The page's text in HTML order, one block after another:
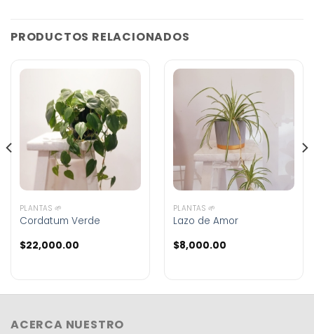
PRODUCTOS RELACIONADOS
PLANTAS 🌱
Cordatum Verde
$22,000.00
PLANTAS 🌱
Lazo de Amor
$8,000.00
ACERCA NUESTRO